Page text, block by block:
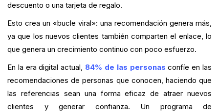
descuento o una tarjeta de regalo.
Esto crea un «bucle viral»: una recomendación genera más,
ya que los nuevos clientes también comparten el enlace, lo
que genera un crecimiento continuo con poco esfuerzo.
En la era digital actual, 84% de las personas confíe en las
recomendaciones de personas que conocen, haciendo que
las referencias sean una forma eficaz de atraer nuevos
clientes y generar confianza. Un programa de